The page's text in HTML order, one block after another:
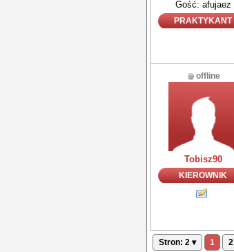
Gość: afujaez
PRAKTYKANT
offline
Tobisz90
KIEROWNIK
Stron: 2 ▾ 1 2